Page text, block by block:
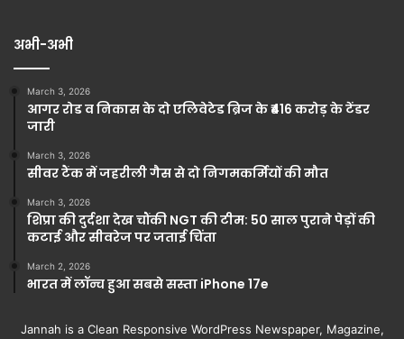
अभी-अभी
March 3, 2026
आगर रोड व निकास के दो एलिवेटेड ब्रिज के ₹416 करोड़ के टेंडर
जारी
March 3, 2026
सीवर टैंक में जहरीली गैस से दो निगमकर्मियों की मौत
March 3, 2026
शिप्रा की दुर्दशा देख चौंकी NGT की टीम: 50 साल पुराने पेड़ों की
कटाई और सीवरेज पर जताई चिंता
March 2, 2026
भारत में लॉन्च हुआ सबसे सस्ता iPhone 17e
Jannah is a Clean Responsive WordPress Newspaper, Magazine,